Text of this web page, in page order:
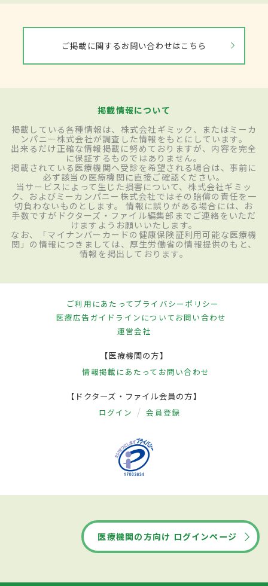
ご掲載に関するお問い合わせはこちら
掲載情報について
掲載している各種情報は、株式会社ギミック、またはミーカ
ンパニー株式会社が調査した情報をもとにしています。
出来るだけ正確な情報掲載に努めておりますが、内容を完全
に保証するものではありません。
掲載されている医療機関へ受診を希望される場合は、事前に
必ず該当の医療機関に直接ご確認ください。
当サービスによって生じた損害について、株式会社ギミッ
ク、およびミーカンパニー株式会社ではその賠償の責任を一
切負わないものとします。 情報に誤りがある場合には、お
手数ですがドクターズ・ファイル編集部までご連絡をいただ
けますようお願いいたします。
なお、「マイナンバーカードの健康保険証利用可能な医療機
関」の情報につきましては、厚生労働省の情報提供のもと、
情報を掲出しております。
ご利用にあたってプライバシーポリシー
医療広告ガイドラインについてお問い合わせ
運営会社
【医療機関の方】
情報掲載にあたって お問い合わせ
【ドクターズ・ファイル会員の方】
ログイン 会員登録
医療機関の方向け ログインページ